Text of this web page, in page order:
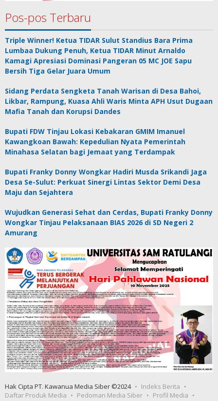
Pos-pos Terbaru
Triple Winner! Ketua TIDAR Sulut Standius Bara Prima
Lumbaa Dukung Penuh, Ketua TIDAR Minut Arnaldo
Kamagi Apresiasi Dominasi Pangeran 05 MC JOE Sapu
Bersih Tiga Gelar Juara Umum
Sidang Perdata Sengketa Tanah Warisan di Desa Bahoi,
Likbar, Rampung, Kuasa Ahli Waris Minta APH Usut Dugaan
Mafia Tanah dan Korupsi Dandes
Bupati FDW Tinjau Lokasi Kebakaran GMIM Imanuel
Kawangkoan Bawah: Kepedulian Nyata Pemerintah
Minahasa Selatan bagi Jemaat yang Terdampak
Bupati Franky Donny Wongkar Hadiri Musda Srikandi Jaga
Desa Se-Sulut: Perkuat Sinergi Lintas Sektor Demi Desa
Maju dan Sejahtera
Wujudkan Generasi Sehat dan Cerdas, Bupati Franky Donny
Wongkar Tinjau Pelaksanaan BIAS 2026 di SD Negeri 2
Amurang
Hak Cipta PT. Kawanua Media Siber ©2024
Indeks Berita
Daftar Produk Media
Pedoman Media Siber
Profil Media